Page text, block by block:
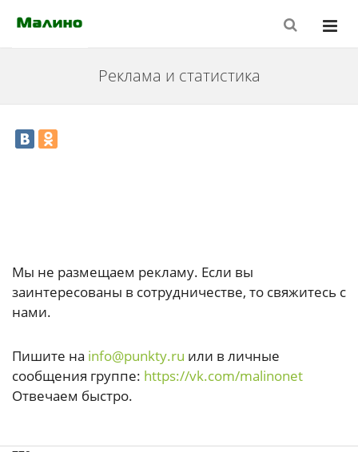
Реклама и статистика
Мы не размещаем рекламу. Если вы
заинтересованы в сотрудничестве, то свяжитесь с
нами.
Пишите на info@punkty.ru или в личные
сообщения группе: https://vk.com/malinonet
Отвечаем быстро.